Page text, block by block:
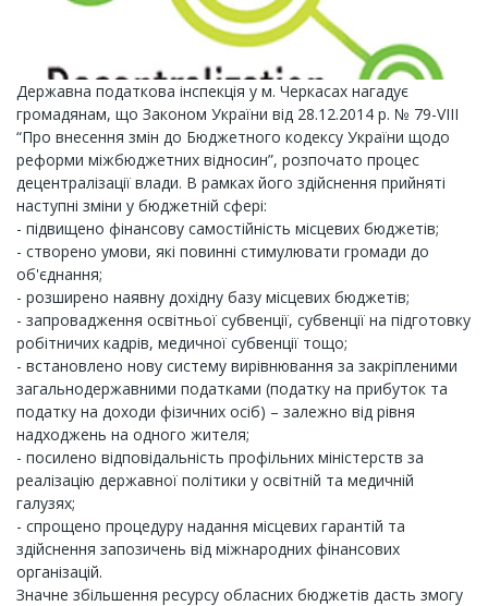
Державна податкова інспекція у м. Черкасах нагадує
громадянам, що Законом України від 28.12.2014 р. № 79-VIII
“Про внесення змін до Бюджетного кодексу України щодо
реформи міжбюджетних відносин”, розпочато процес
децентралізації влади. В рамках його здійснення прийняті
наступні зміни у бюджетній сфері:
- підвищено фінансову самостійність місцевих бюджетів;
- створено умови, які повинні стимулювати громади до
об'єднання;
- розширено наявну дохідну базу місцевих бюджетів;
- запровадження освітньої субвенції, субвенції на підготовку
робітничих кадрів, медичної субвенції тощо;
- встановлено нову систему вирівнювання за закріпленими
загальнодержавними податками (податку на прибуток та
податку на доходи фізичних осіб) – залежно від рівня
надходжень на одного жителя;
- посилено відповідальність профільних міністерств за
реалізацію державної політики у освітній та медичній
галузях;
- спрощено процедуру надання місцевих гарантій та
здійснення запозичень від міжнародних фінансових
організацій.
Значне збільшення ресурсу обласних бюджетів дасть змогу